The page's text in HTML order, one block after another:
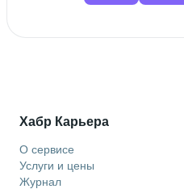
Хабр Карьера
О сервисе
Услуги и цены
Журнал